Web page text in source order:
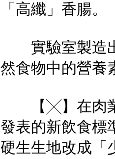
「高纖」香腸。
實驗室製造出
然食物中的營養
【╳】在肉業
發表的新飲食標
硬生生地改成「